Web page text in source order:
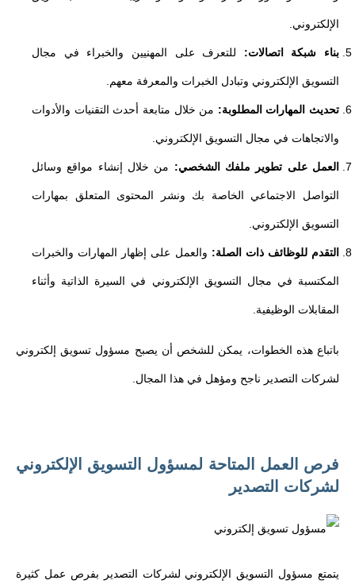
الإلكتروني.
بناء شبكة اتصالات: للتعرف على المهنيين والخبراء في مجال
التسويق الإلكتروني وتبادل الخبرات والمعرفة معهم.
تحديث المهارات المطلوبة: من خلال متابعة أحدث التقنيات والأدوات
والاتجاهات في مجال التسويق الإلكتروني.
العمل على تطوير ملفك الشخصي: من خلال إنشاء مواقع وسائل
التواصل الاجتماعي الخاصة بك ونشر المحتوى المتعلق بمهارات
التسويق الإلكتروني.
التقدم للوظائف ذات الصلة: والعمل على إظهار المهارات والخبرات
المكتسبة في مجال التسويق الإلكتروني في السيرة الذاتية وأثناء
المقابلات الوظيفية.
باتباع هذه الخطوات، يمكن للشخص أن يصبح مسؤول تسويق إلكتروني
لشركات التصدير ناجح ومؤهل في هذا المجال.
فرص العمل المتاحة لمسؤول التسويق الإلكتروني
لشركات التصدير
يتمتع مسؤول التسويق الإلكتروني لشركات التصدير بفرص عمل كثيرة